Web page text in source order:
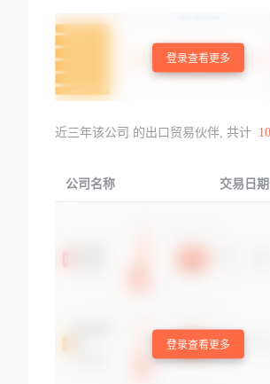
登录查看更多
近三年该公司 的出口贸易伙伴, 共计
公司名称 交易日
登录查看更多